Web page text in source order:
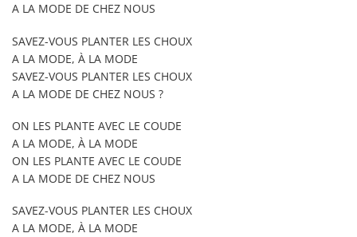
A LA MODE DE CHEZ NOUS
SAVEZ-VOUS PLANTER LES CHOUX
A LA MODE, À LA MODE
SAVEZ-VOUS PLANTER LES CHOUX
A LA MODE DE CHEZ NOUS ?
ON LES PLANTE AVEC LE COUDE
A LA MODE, À LA MODE
ON LES PLANTE AVEC LE COUDE
A LA MODE DE CHEZ NOUS
SAVEZ-VOUS PLANTER LES CHOUX
A LA MODE, À LA MODE